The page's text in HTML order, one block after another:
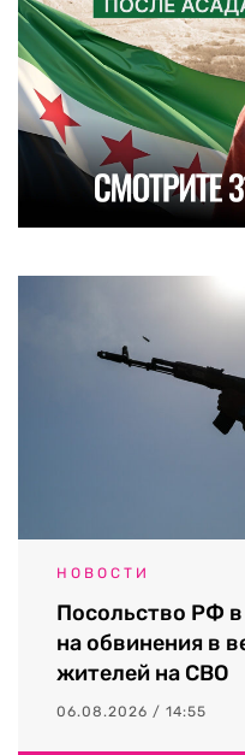
НОВОСТИ
Посольство РФ
на обвинения в
жителей на СВО
06.08.2026 / 14:55